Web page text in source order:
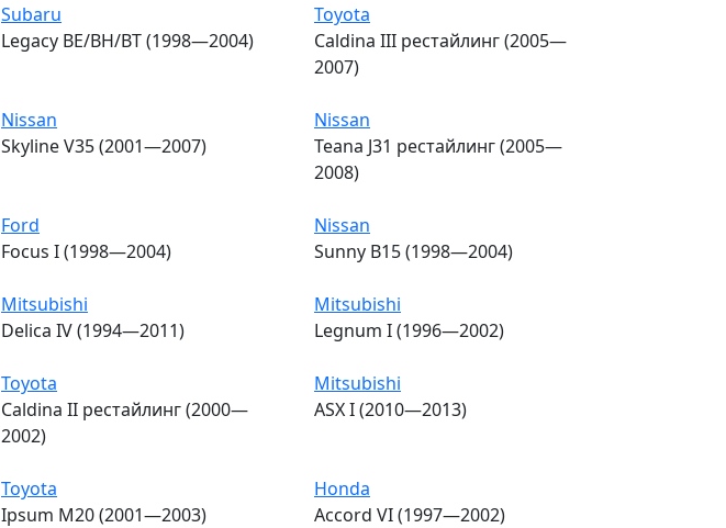
Subaru
Legacy BE/BH/BT (1998—2004)
Toyota
Caldina III рестайлинг (2005—
2007)
Nissan
Skyline V35 (2001—2007)
Nissan
Teana J31 рестайлинг (2005—
2008)
Ford
Focus I (1998—2004)
Nissan
Sunny B15 (1998—2004)
Mitsubishi
Delica IV (1994—2011)
Mitsubishi
Legnum I (1996—2002)
Toyota
Caldina II рестайлинг (2000—
2002)
Mitsubishi
ASX I (2010—2013)
Toyota
Ipsum M20 (2001—2003)
Honda
Accord VI (1997—2002)